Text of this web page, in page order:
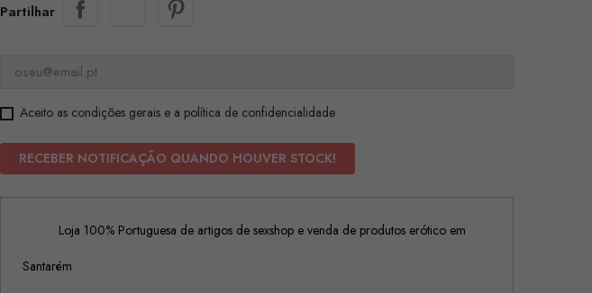
Partilhar
Aceito as condições gerais e a política de confidencialidade
RECEBER NOTIFICAÇÃO QUANDO HOUVER STOCK!
Loja 100% Portuguesa de artigos de sexshop e venda de produtos erótico em
Santarém